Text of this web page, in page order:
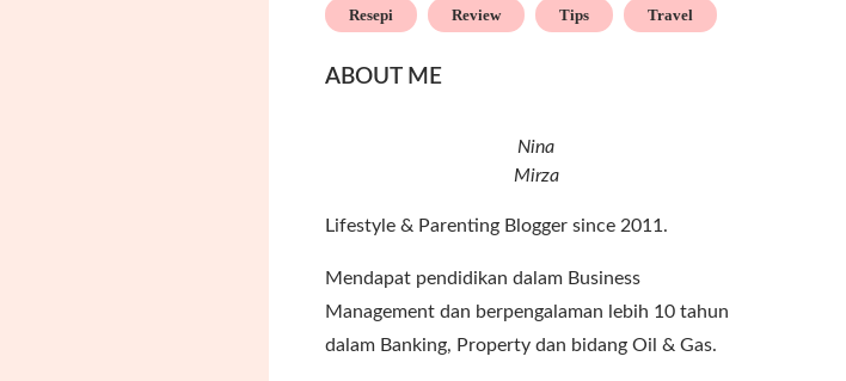
Resepi Review Tips Travel
ABOUT ME
Nina
Mirza
Lifestyle & Parenting Blogger since 2011.
Mendapat pendidikan dalam Business
Management dan berpengalaman lebih 10 tahun
dalam Banking, Property dan bidang Oil & Gas.